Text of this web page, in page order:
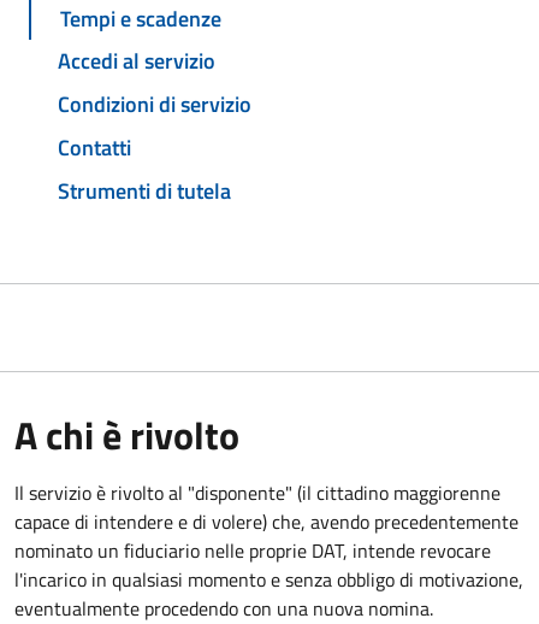
Tempi e scadenze
Accedi al servizio
Condizioni di servizio
Contatti
Strumenti di tutela
A chi è rivolto
Il servizio è rivolto al "disponente" (il cittadino maggiorenne
capace di intendere e di volere) che, avendo precedentemente
nominato un fiduciario nelle proprie DAT, intende revocare
l'incarico in qualsiasi momento e senza obbligo di motivazione,
eventualmente procedendo con una nuova nomina.